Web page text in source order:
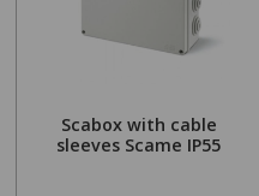
Scabox with cable
sleeves Scame IP55